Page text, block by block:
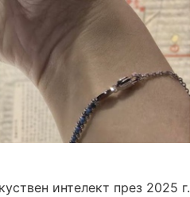
интелект през 2025 г.